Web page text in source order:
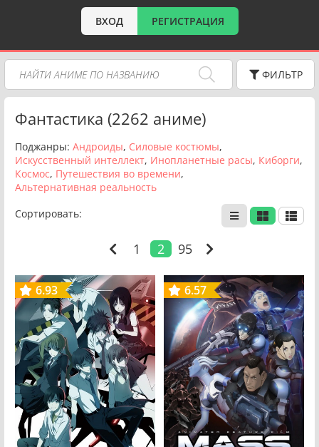
ВХОД РЕГИСТРАЦИЯ
ФИЛЬТР
Фантастика (2262 аниме)
Поджанры: Андроиды Силовые костюмы
Искусственный интеллект Инопланетные расы Киборги
Космос Путешествия во времени
Альтернативная реальность
Сортировать:
1 2 95
6.93 6.57